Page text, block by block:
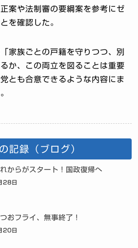
案や法制審の要綱案を参考にゼ
を確認した。
家族ごとの戸籍を守りつつ、別
か、この両立を図ることは重要
とも合意できるような内容にま
記録（ブログ）
からがスタート！国政復帰へ
28日
おフライ、無事終了！
20日